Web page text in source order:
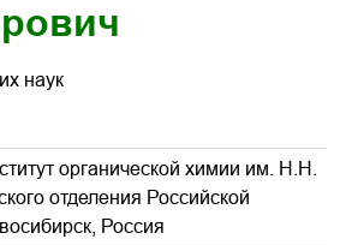
наук
органической химии им. Н.Н.
отделения Российской
Россия